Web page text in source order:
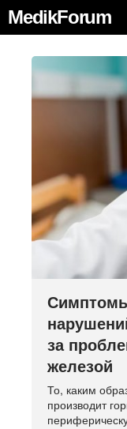
MedikForum
за
железой
То, каким
производит